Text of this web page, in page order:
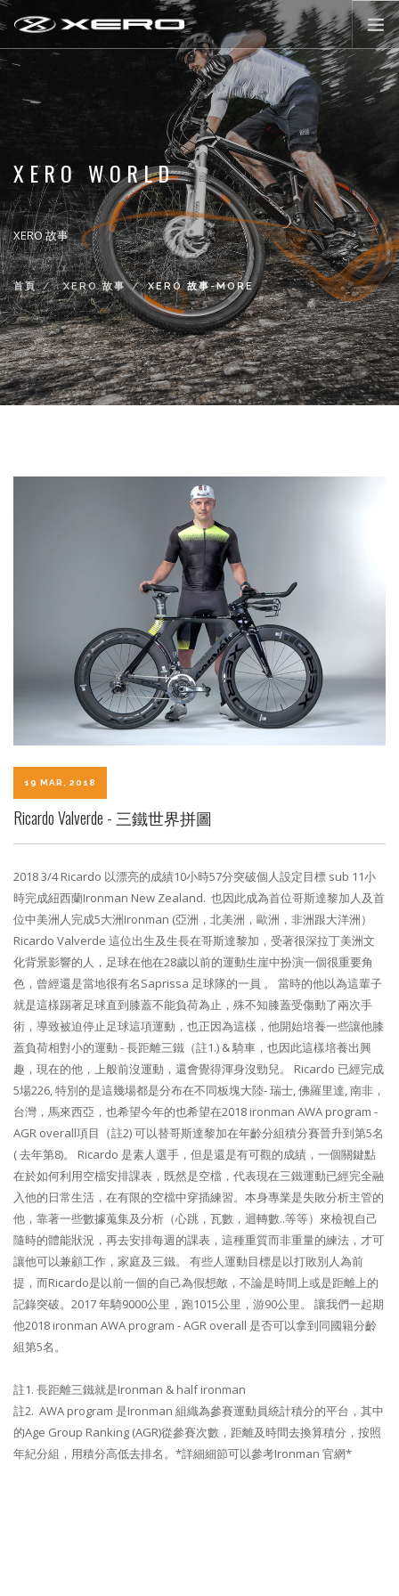
XERO WORLD
最新活動消息
登入/註冊
前往購物
LANGUAGE
XERO WORLD
XERO 故事
首頁 XERO 故事 XERO 故事-MORE
19 MAR, 2018
Ricardo Valverde - 三鐵世界拼圖
2018 3/4 Ricardo 以漂亮的成績10小時57分突破個人設定目標 sub 11小
時完成紐西蘭Ironman New Zealand. 也因此成為首位哥斯達黎加人及首
位中美洲人完成5大洲Ironman (亞洲，北美洲，歐洲，非洲跟大洋洲）
Ricardo Valverde 這位出生及生長在哥斯達黎加，受著很深拉丁美洲文
化背景影響的人，足球在他在28歲以前的運動生崖中扮演一個很重要角
色，曾經還是當地很有名Saprissa 足球隊的一員 。
當時的他以為這輩子
就是這樣踢著足球直到膝蓋不能負荷為止，殊不知膝蓋受傷動了兩次手
術，導致被迫停止足球這項運動，也正因為這樣，他開始培養一些讓他膝
蓋負荷相對小的運動 - 長距離三鐵（註1.) & 騎車，也因此這樣培養出興
趣，現在的他，上般前沒運動，還會覺得渾身沒勁兒。
Ricardo 已經完成
5場226, 特別的是這幾場都是分布在不同板塊大陸- 瑞士, 佛羅里達, 南非，
台灣，馬來西亞，也希望今年的也希望在2018 ironman AWA program -
AGR overall項目（註2) 可以替哥斯達黎加在年齡分組積分賽晉升到第5名
( 去年第8)。
Ricardo 是素人選手，但是還是有可觀的成績，一個關鍵點
在於如何利用空檔安排課表，既然是空檔，代表現在三鐵運動已經完全融
入他的日常生活，在有限的空檔中穿插練習。本身專業是失敗分析主管的
他，靠著一些數據蒐集及分析（心跳，瓦數，迴轉數..等等）來檢視自己
隨時的體能狀況，再去安排每週的課表，這種重質而非重量的練法，才可
讓他可以兼顧工作，家庭及三鐵。
有些人運動目標是以打敗別人為前
提，而Ricardo是以前一個的自己為假想敵，不論是時間上或是距離上的
記錄突破。2017 年騎9000公里，跑1015公里，游90公里。
讓我們一起期
他2018 ironman AWA program - AGR overall 是否可以拿到同國籍分齡
組第5名。
註1. 長距離三鐵就是Ironman & half ironman
註2. AWA program 是Ironman 組織為參賽運動員統計積分的平台，其中
的Age Group Ranking (AGR)從參賽次數，距離及時間去換算積分，按照
年紀分組，用積分高低去排名。*詳細細節可以參考Ironman 官網*